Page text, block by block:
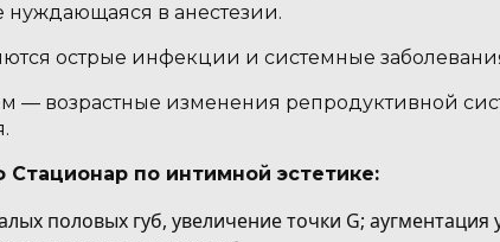
нуждающаяся в анестезии.
острые инфекции и системные
возрастные изменения репродуктивной
по интимной эстетике:
половых губ, увеличение точки G; аугментация